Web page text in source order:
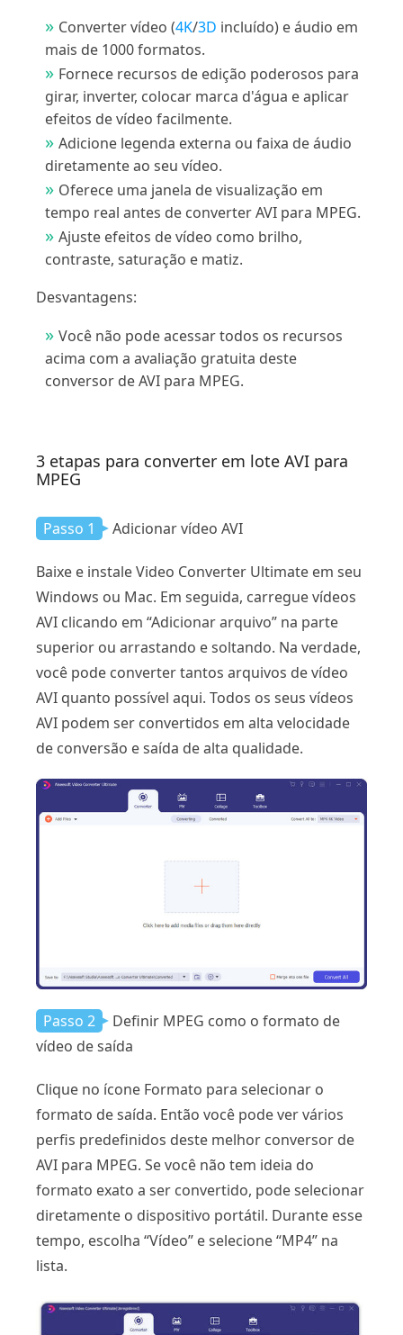
Converter vídeo (4K/3D incluído) e áudio em
mais de 1000 formatos.
Fornece recursos de edição poderosos para
girar, inverter, colocar marca d'água e aplicar
efeitos de vídeo facilmente.
Adicione legenda externa ou faixa de áudio
diretamente ao seu vídeo.
Oferece uma janela de visualização em
tempo real antes de converter AVI para MPEG.
Ajuste efeitos de vídeo como brilho,
contraste, saturação e matiz.
Desvantagens:
Você não pode acessar todos os recursos
acima com a avaliação gratuita deste
conversor de AVI para MPEG.
3 etapas para converter em lote AVI para
MPEG
Passo 1 Adicionar vídeo AVI
Baixe e instale Video Converter Ultimate em seu
Windows ou Mac. Em seguida, carregue vídeos
AVI clicando em “Adicionar arquivo” na parte
superior ou arrastando e soltando. Na verdade,
você pode converter tantos arquivos de vídeo
AVI quanto possível aqui. Todos os seus vídeos
AVI podem ser convertidos em alta velocidade
de conversão e saída de alta qualidade.
Passo 2
Definir MPEG como o formato de
vídeo de saída
Clique no ícone Formato para selecionar o
formato de saída. Então você pode ver vários
perfis predefinidos deste melhor conversor de
AVI para MPEG. Se você não tem ideia do
formato exato a ser convertido, pode selecionar
diretamente o dispositivo portátil. Durante esse
tempo, escolha “Vídeo” e selecione “MP4” na
lista.